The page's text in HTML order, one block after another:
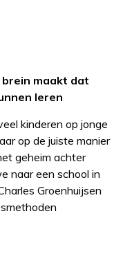
maakt dat
leren
kinderen op jonge
op de juiste manier
geheim achter
naar een school in
Groenhuijsen